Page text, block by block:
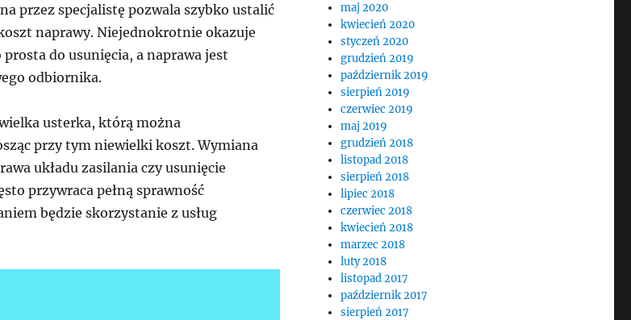
przez specjalistę pozwala szybko ustalić
naprawy. Niejednokrotnie okazuje
do usunięcia, a naprawa jest
odbiornika.
usterka, którą można
przy tym niewielki koszt. Wymiana
układu zasilania czy usunięcie
przywraca pełną sprawność
będzie skorzystanie z usług
maj 2020
kwiecień 2020
styczeń 2020
grudzień 2019
październik 2019
sierpień 2019
czerwiec 2019
maj 2019
grudzień 2018
listopad 2018
sierpień 2018
lipiec 2018
czerwiec 2018
kwiecień 2018
marzec 2018
luty 2018
listopad 2017
październik 2017
sierpień 2017